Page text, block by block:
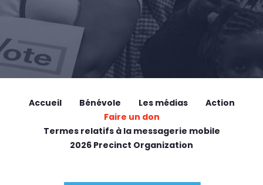
Accueil Bénévole Les médias
Action
Faire un don
Termes relatifs à la messagerie mobile
2026 Precinct Organization